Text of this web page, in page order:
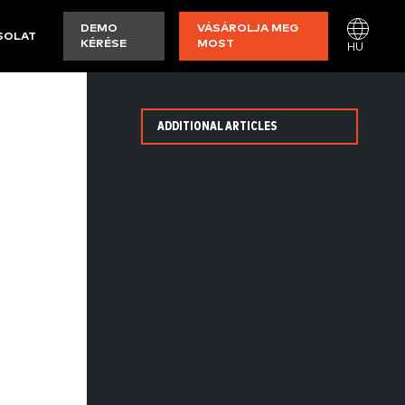
DEMO
KÉRÉSE
VÁSÁROLJA MEG
MOST
HU
ADDITIONAL ARTICLES